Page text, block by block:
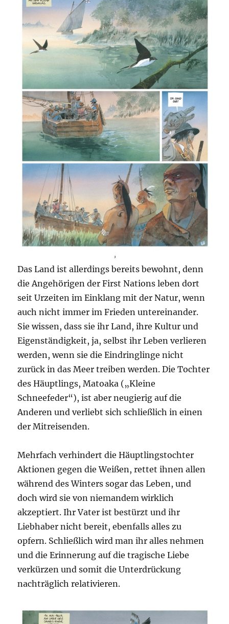
Das Land ist allerdings bereits bewohnt, denn
die Angehörigen der First Nations leben dort
seit Urzeiten im Einklang mit der Natur, wenn
auch nicht immer im Frieden untereinander.
Sie wissen, dass sie ihr Land, ihre Kultur und
Eigenständigkeit, ja, selbst ihr Leben verlieren
werden, wenn sie die Eindringlinge nicht
zurück in das Meer treiben werden. Die Tochter
des Häuptlings, Matoaka („Kleine
Schneefeder“), ist aber neugierig auf die
Anderen und verliebt sich schließlich in einen
der Mitreisenden.
Mehrfach verhindert die Häuptlingstochter
Aktionen gegen die Weißen, rettet ihnen allen
während des Winters sogar das Leben, und
doch wird sie von niemandem wirklich
akzeptiert. Ihr Vater ist bestürzt und ihr
Liebhaber nicht bereit, ebenfalls alles zu
opfern. Schließlich wird man ihr alles nehmen
und die Erinnerung auf die tragische Liebe
verkürzen und somit die Unterdrückung
nachträglich relativieren.